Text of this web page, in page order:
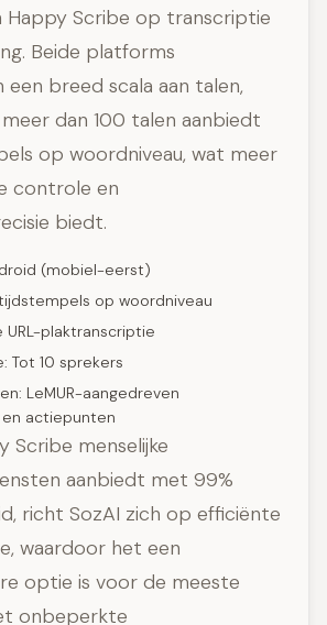
Happy Scribe op transcriptie
Beide platforms
breed scala aan talen,
dan 100 talen aanbiedt
op woordniveau, wat meer
controle en
biedt.
(mobiel-eerst)
op woordniveau
URL-plaktranscriptie
Tot 10 sprekers
LeMUR-aangedreven
actiepunten
Scribe menselijke
aanbiedt met 99%
richt SozAI zich op efficiënte
waardoor het een
optie is voor de meeste
onbeperkte